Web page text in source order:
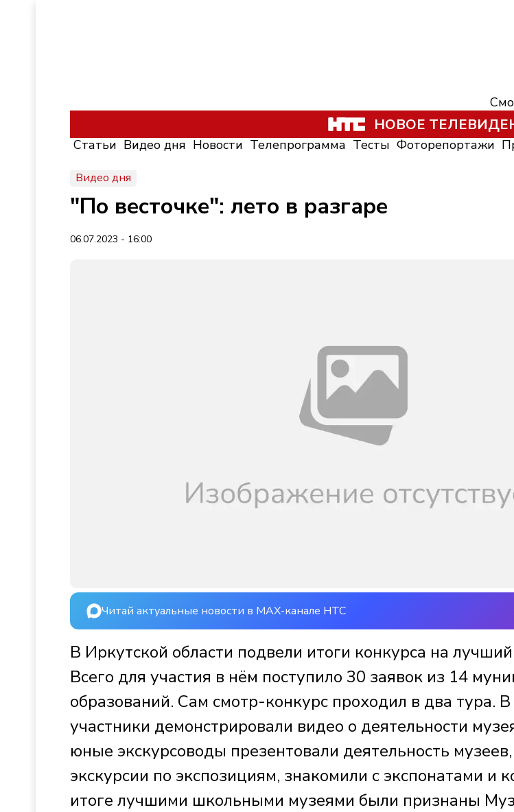
НОВОЕ
Статьи Видео дня Новости Телепрограмма Тесты Фоторепортажи
Видео дня
"По весточке": лето в разгаре
06.07.2023 - 16:00
Читай актуальные новости в MAX-канале НТС
В Иркутской области подвели итоги конкурса на
Всего для участия в нём поступило 30 заявок из 14
образований. Сам смотр-конкурс проходил в два тура.
участники демонстрировали видео о деятельности
юные экскурсоводы презентовали деятельность
экскурсии по экспозициям, знакомили с экспонатами и
итоге лучшими школьными музеями были признаны